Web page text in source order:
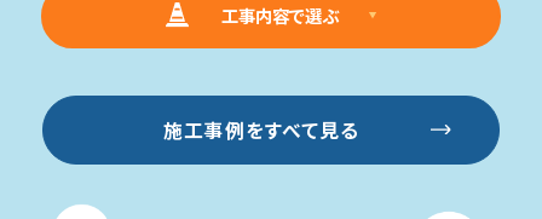
工事内容で選ぶ
施工事例をすべて見る